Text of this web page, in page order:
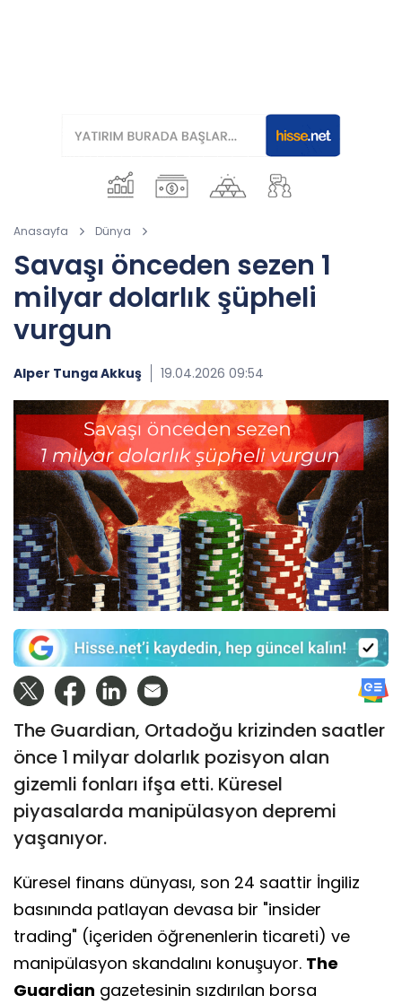
Anasayfa Dünya
Savaşı önceden sezen 1
milyar dolarlık şüpheli
vurgun
Alper Tunga Akkuş 19.04.2026 09:54
The Guardian, Ortadoğu krizinden saatler
önce 1 milyar dolarlık pozisyon alan
gizemli fonları ifşa etti. Küresel
piyasalarda manipülasyon depremi
yaşanıyor.
Küresel finans dünyası, son 24 saattir İngiliz
basınında patlayan devasa bir "insider
trading" (içeriden öğrenenlerin ticareti) ve
manipülasyon skandalını konuşuyor. The
Guardian gazetesinin sızdırılan borsa